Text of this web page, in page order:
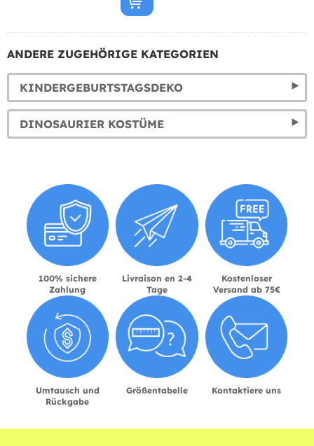
ANDERE ZUGEHÖRIGE KATEGORIEN
KINDERGEBURTSTAGSDEKO
DINOSAURIER KOSTÜME
100% sichere
Zahlung
Livraison en 2-4
Tage
Kostenloser
Versand ab 75€
Umtausch und
Rückgabe
Größentabelle Kontaktiere uns